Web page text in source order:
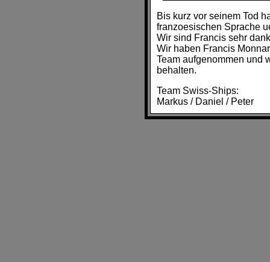
Bis kurz vor seinem Tod
franzoesischen Sprache
Wir sind Francis sehr
Wir haben Francis
Team aufgenommen und
behalten.
Team Swiss-Ships:
Markus / Daniel / Peter